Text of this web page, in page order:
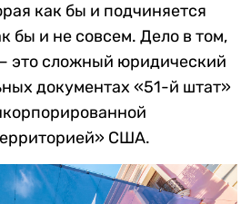
как бы и подчиняется
бы и не совсем. Дело в том,
это сложный юридический
документах «51-й штат»
США.